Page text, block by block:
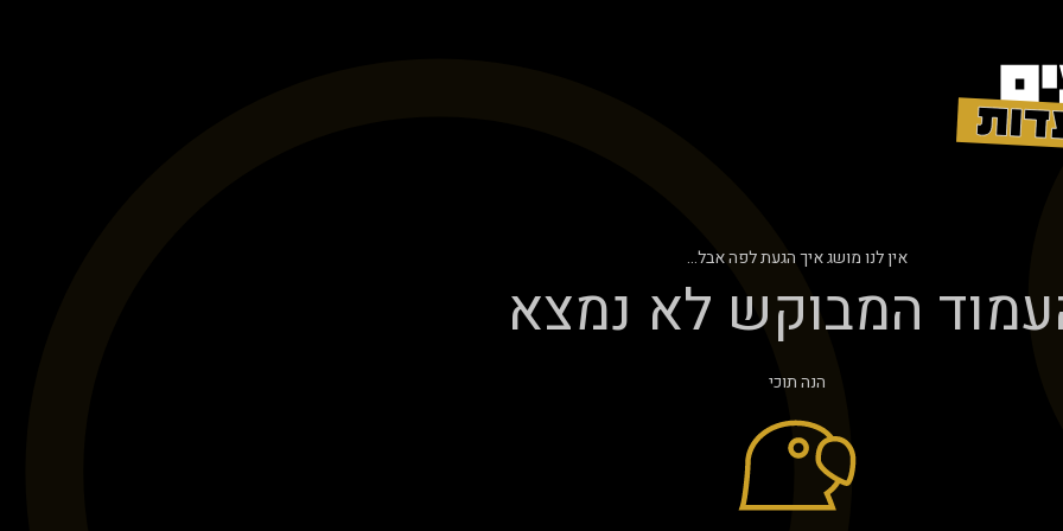
אין לנו מושג איך הגעת לפה אבל...
המבוקש לא נמצא
הנה תוכי